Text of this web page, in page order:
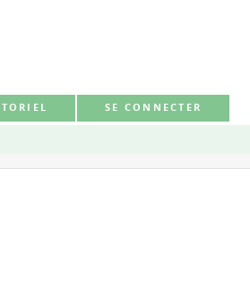
SE CONNECTER